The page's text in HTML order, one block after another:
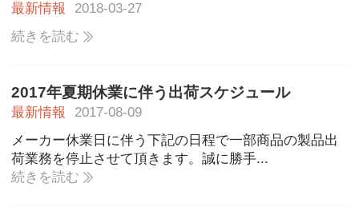
最新情報
2018-03-27
続きを読む
2017年夏期休業に伴う出荷スケジュール
最新情報
2017-08-09
メーカー休業日に伴う下記の日程で一部商品の製品出
荷業務を停止させて頂きます。誠に勝手...
続きを読む